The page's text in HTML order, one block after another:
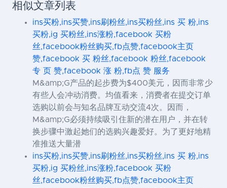
相似文章列表
ins买粉,ins买赞,ins刷粉丝,ins买粉丝,ins 买 粉,ins
买粉,ig 买粉丝,ins涨粉,facebook 买粉
丝,facebook粉丝购买,fb点赞,facebook主页
赞,facebook 买 粉丝,facebook 粉丝,facebook
专 页 赞,facebook 涨 粉,fb点 赞 服务
M&amp;G产品的起步费为$400美元，因而非常少
有些人会冲动消费。均值看来，消费者在提交订单
选购以前会与知名品牌互动交流4次。因而，
M&amp;G必须持续吸引住新的潜在用户，并在转
换步骤中激起她们的选购兴趣爱好。为了更好地精
准推送大量潜
ins买粉,ins买赞,ins刷粉丝,ins买粉丝,ins 买 粉,ins
买粉,ig 买粉丝,ins涨粉,facebook 买粉
丝,facebook粉丝购买,fb点赞,facebook主页